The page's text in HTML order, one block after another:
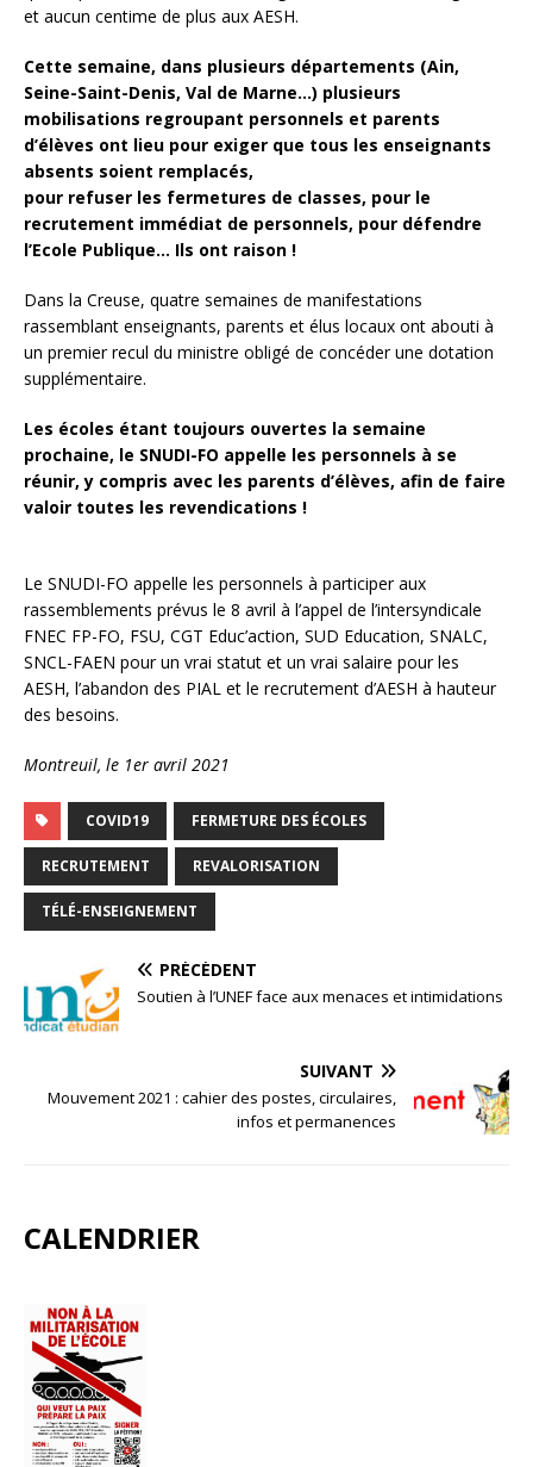
et aucun centime de plus aux AESH.
Cette semaine, dans plusieurs départements (Ain,
Seine-Saint-Denis, Val de Marne…) plusieurs
mobilisations regroupant personnels et parents
d’élèves ont lieu pour exiger que tous les enseignants
absents soient remplacés,
pour refuser les fermetures de classes, pour le
recrutement immédiat de personnels, pour défendre
l’Ecole Publique… Ils ont raison !
Dans la Creuse, quatre semaines de manifestations
rassemblant enseignants, parents et élus locaux ont abouti à
un premier recul du ministre obligé de concéder une dotation
supplémentaire.
Les écoles étant toujours ouvertes la semaine
prochaine, le SNUDI-FO appelle les personnels à se
réunir, y compris avec les parents d’élèves, afin de faire
valoir toutes les revendications !
Le SNUDI-FO appelle les personnels à participer aux
rassemblements prévus le 8 avril à l’appel de l’intersyndicale
FNEC FP-FO, FSU, CGT Educ’action, SUD Education, SNALC,
SNCL-FAEN pour un vrai statut et un vrai salaire pour les
AESH, l’abandon des PIAL et le recrutement d’AESH à hauteur
des besoins.
Montreuil, le 1er avril 2021
COVID19 FERMETURE DES ÉCOLES
RECRUTEMENT REVALORISATION
TÉLÉ-ENSEIGNEMENT
PRÉCÉDENT
Soutien à l’UNEF face aux menaces et intimidations
SUIVANT
Mouvement 2021 : cahier des postes, circulaires,
infos et permanences
CALENDRIER